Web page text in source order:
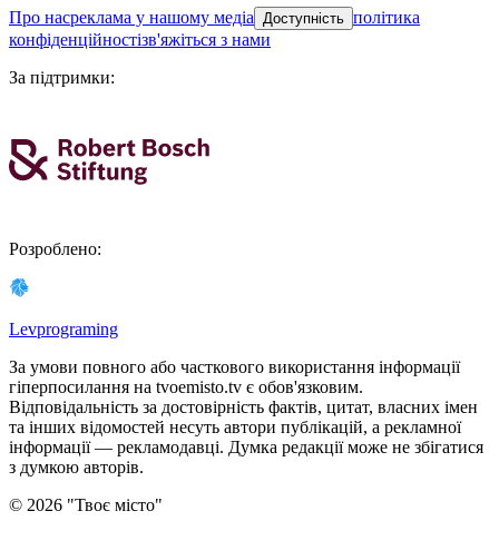
про насреклама у нашому медіа Доступність політика
конфіденційностізв'яжіться з нами
За підтримки:
Розроблено:
Levprograming
За умови повного або часткового використання iнформацiї
гіперпосилання на tvoemisto.tv є обов'язковим.
Відповідальність за достовірність фактів, цитат, власних імен
та інших відомостей несуть автори публікацій, а рекламної
інформації — рекламодавці. Думка редакцiї може не збiгатися
з думкою авторiв.
© 2026 "Твоє місто"